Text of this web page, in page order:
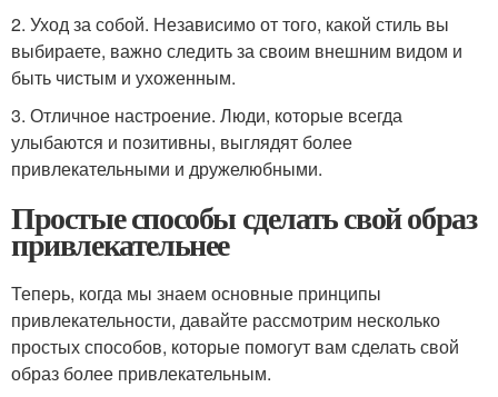
2. Уход за собой. Независимо от того, какой стиль вы
выбираете, важно следить за своим внешним видом и
быть чистым и ухоженным.
3. Отличное настроение. Люди, которые всегда
улыбаются и позитивны, выглядят более
привлекательными и дружелюбными.
Простые способы сделать свой образ
привлекательнее
Теперь, когда мы знаем основные принципы
привлекательности, давайте рассмотрим несколько
простых способов, которые помогут вам сделать свой
образ более привлекательным.